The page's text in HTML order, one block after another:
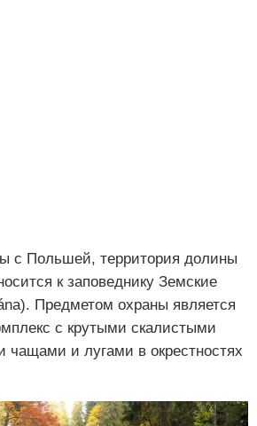
с Польшей, территория долины
к заповеднику Земские
Предметом охраны является
с крутыми скалистыми
чащами и лугами в окрестностях